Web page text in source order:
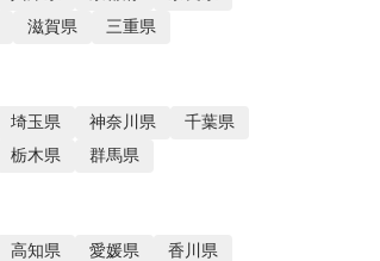
滋賀県 三重県
埼玉県 神奈川県
千葉県
栃木県 群馬県
高知県 愛媛県 香川県